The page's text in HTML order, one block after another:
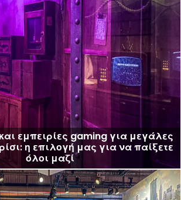
εμπειρίες gaming για μεγάλες
η επιλογή μας για να παίξετε
όλοι μαζί